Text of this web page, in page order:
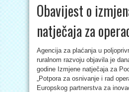
Obavijest o
natječaja za
Agencija za plaćanja u
ruralnom razvoju objavila je
godine Izmjene natječaja za
„Potpora za osnivanje i rad
Europskog partnerstva za